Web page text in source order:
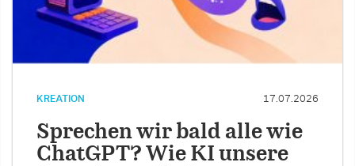
KREATION 17.07.2026
Sprechen wir bald alle wie
ChatGPT? Wie KI unsere